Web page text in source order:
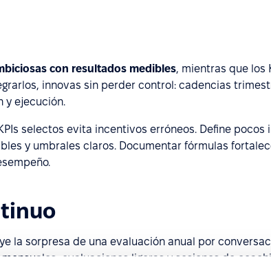
con resultados medibles, mientras que los
innovas sin perder control: cadencias
y ejecución.
selectos evita incentivos erróneos. Define pocos
y umbrales claros. Documentar fórmulas
la sorpresa de una evaluación anual por
evaluaciones ligeras y sesiones de